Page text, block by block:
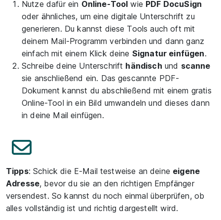
Nutze dafür ein Online-Tool wie PDF DocuSign
oder ähnliches, um eine digitale Unterschrift zu
generieren. Du kannst diese Tools auch oft mit
deinem Mail-Programm verbinden und dann ganz
einfach mit einem Klick deine Signatur einfügen.
Schreibe deine Unterschrift händisch und scanne
sie anschließend ein. Das gescannte PDF-
Dokument kannst du abschließend mit einem gratis
Online-Tool in ein Bild umwandeln und dieses dann
in deine Mail einfügen.
Tipps: Schick die E-Mail testweise an deine eigene
Adresse, bevor du sie an den richtigen Empfänger
versendest. So kannst du noch einmal überprüfen, ob
alles vollständig ist und richtig dargestellt wird.